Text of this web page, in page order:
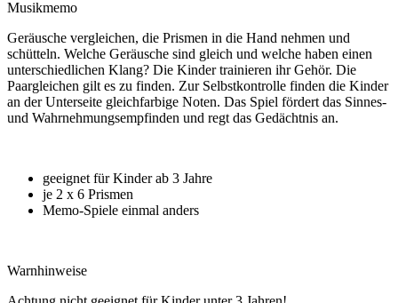
Musikmemo
Geräusche vergleichen, die Prismen in die Hand nehmen und
schütteln. Welche Geräusche sind gleich und welche haben einen
unterschiedlichen Klang? Die Kinder trainieren ihr Gehör. Die
Paargleichen gilt es zu finden. Zur Selbstkontrolle finden die Kinder
an der Unterseite gleichfarbige Noten. Das Spiel fördert das Sinnes-
und Wahrnehmungsempfinden und regt das Gedächtnis an.
geeignet für Kinder ab 3 Jahre
je 2 x 6 Prismen
Memo-Spiele einmal anders
Warnhinweise